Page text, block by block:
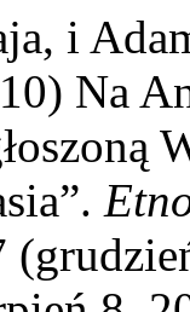
i
Na